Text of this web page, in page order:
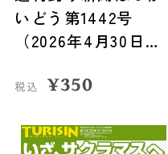
いどう第1442号
（2026年4月30日発
税込 ¥350